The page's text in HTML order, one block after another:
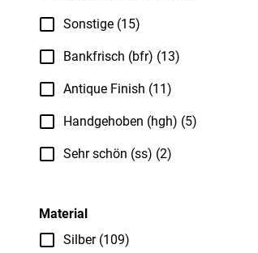
Sonstige (15)
Bankfrisch (bfr) (13)
Antique Finish (11)
Handgehoben (hgh) (5)
Sehr schön (ss) (2)
Material
Silber (109)